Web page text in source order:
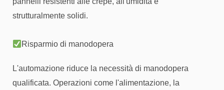
strutturalmente solidi.
Risparmio di manodopera
L'automazione riduce la necessità di manodopera
qualificata. Operazioni come l'alimentazione, la